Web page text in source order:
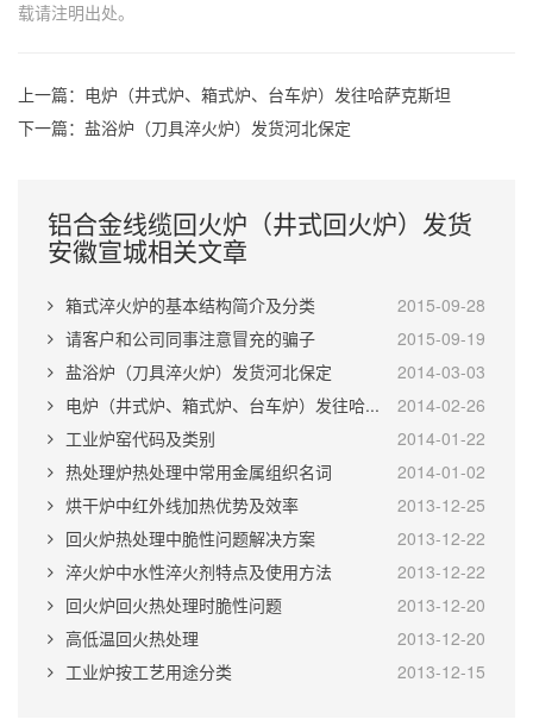
载请注明出处。
上一篇： 电炉（井式炉、箱式炉、台车炉）发往哈萨克斯坦
下一篇： 盐浴炉（刀具淬火炉）发货河北保定
铝合金线缆回火炉（井式回火炉）发货
安徽宣城相关文章
2015-09-28
箱式淬火炉的基本结构简介及分类
2015-09-19
请客户和公司同事注意冒充的骗子
2014-03-03
盐浴炉（刀具淬火炉）发货河北保定
2014-02-26
电炉（井式炉、箱式炉、台车炉）发往哈...
2014-01-22
工业炉窑代码及类别
2014-01-02
热处理炉热处理中常用金属组织名词
2013-12-25
烘干炉中红外线加热优势及效率
2013-12-22
回火炉热处理中脆性问题解决方案
2013-12-22
淬火炉中水性淬火剂特点及使用方法
2013-12-20
回火炉回火热处理时脆性问题
2013-12-20
高低温回火热处理
2013-12-15
工业炉按工艺用途分类